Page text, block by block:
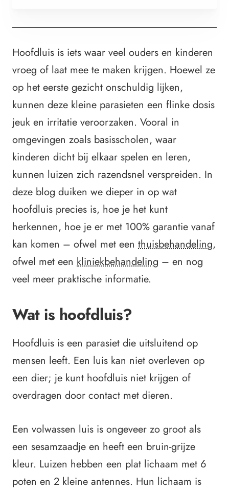
Hoofdluis is iets waar veel ouders en kinderen
vroeg of laat mee te maken krijgen. Hoewel ze
op het eerste gezicht onschuldig lijken,
kunnen deze kleine parasieten een flinke dosis
jeuk en irritatie veroorzaken. Vooral in
omgevingen zoals basisscholen, waar
kinderen dicht bij elkaar spelen en leren,
kunnen luizen zich razendsnel verspreiden. In
deze blog duiken we dieper in op wat
hoofdluis precies is, hoe je het kunt
herkennen, hoe je er met 100% garantie vanaf
kan komen – ofwel met een thuisbehandeling,
ofwel met een kliniekbehandeling – en nog
veel meer praktische informatie.
Wat is hoofdluis?
Hoofdluis is een parasiet die uitsluitend op
mensen leeft. Een luis kan niet overleven op
een dier; je kunt hoofdluis niet krijgen of
overdragen door contact met dieren.
Een volwassen luis is ongeveer zo groot als
een sesamzaadje en heeft een bruin-grijze
kleur. Luizen hebben een plat lichaam met 6
poten en 2 kleine antennes. Hun lichaam is